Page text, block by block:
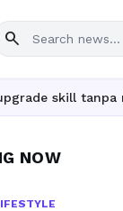
search
skill tanpa
NOW